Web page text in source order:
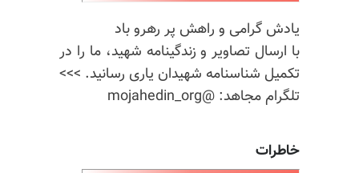
یادش گرامی و راهش پر رهرو باد
با ارسال تصاویر و زندگینامه شهید، ما را در
تکمیل شناسنامه شهیدان یاری رسانید. >>>
تلگرام مجاهد: @mojahedin_org
خاطرات